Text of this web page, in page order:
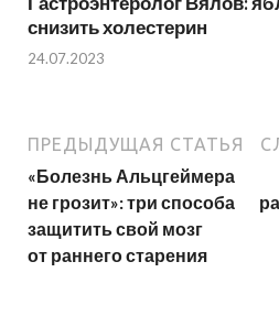
снизить холестерин
24.07.2023
ПРЕДЫДУЩАЯ СТАТЬЯ
«Болезнь Альцгеймера
не грозит»: три способа
защитить свой мозг
от раннего старения